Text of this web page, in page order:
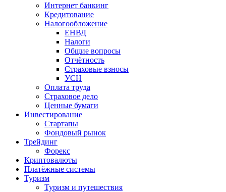
Интернет банкинг
Кредитование
Налогообложение
ЕНВД
Налоги
Общие вопросы
Отчётность
Страховые взносы
УСН
Оплата труда
Страховое дело
Ценные бумаги
Инвестирование
Стартапы
Фондовый рынок
Трейдинг
Форекс
Криптовалюты
Платёжные системы
Туризм
Туризм и путешествия